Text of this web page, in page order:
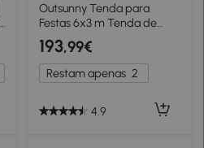
Outsunny Tenda para
Festas 6x3 m Tenda de
Jardim com 6 Mosquiteiros
Bolsa de Transporte e
Estrutura de Aço para
Campismo Festas Bege
193,99€
Restam apenas 2
4.9